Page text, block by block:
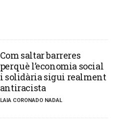
​Com saltar barreres
perquè l’economia social
i solidària sigui realment
antiracista
LAIA CORONADO NADAL